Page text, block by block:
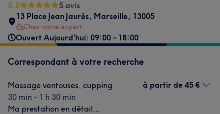
5,0
5 avis
13 Place Jean Jaurès, Marseille, 13005
Chez votre expert
Ouvert Aujourd'hui: 09:00 - 18:00
Correspondant à votre recherche
Massage ventouses, cupping
30 min - 1 h 30 min
Ma prestation en détail...
à partir de 45 €